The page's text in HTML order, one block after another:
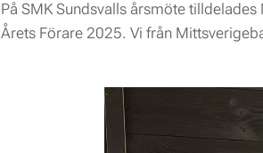
På SMK Sundsvalls årsmöte
Årets Förare 2025. Vi från